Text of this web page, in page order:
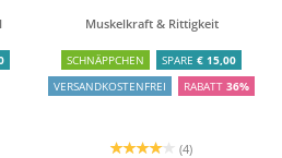
Muskelkraft & Rittigkeit
SCHNÄPPCHEN SPARE € 15,00
VERSANDKOSTENFREI
RABATT 36%
(4)